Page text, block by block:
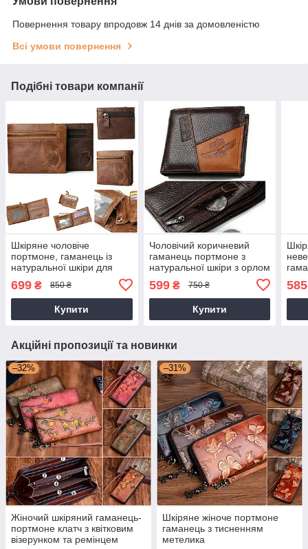
Повернення товару впродовж 14 днів за домовленістю
Всі умови повернення
Подібні товари компанії
Шкіряне чоловіче
портмоне, гаманець із
натуральної шкіри для
699 ₴ 850 ₴
Купити
Чоловічий коричневий
гаманець портмоне з
натуральної шкіри з орлом
599₴ 750 ₴
Купити
585
Акційні пропозиції та новинки
–32%
Жіночий шкіряний гаманець-
портмоне клатч з квітковим
візерунком та ремінцем
–31%
Шкіряне жіноче портмоне
гаманець з тисненням
метелика